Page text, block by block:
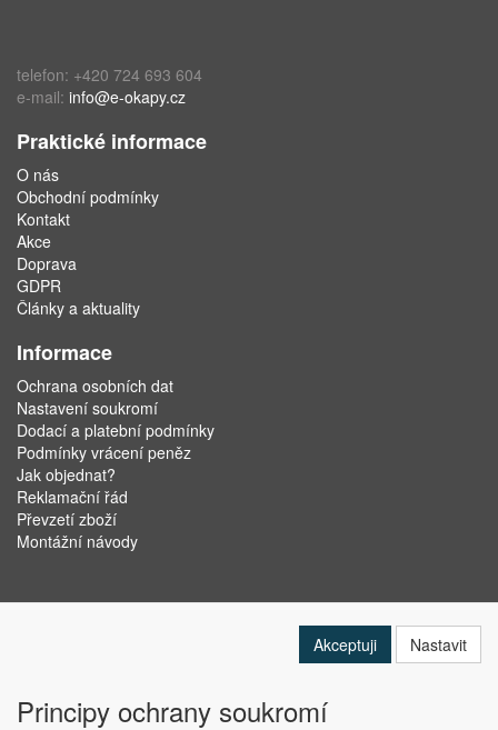
telefon: +420 724 693 604
e-mail: info@e-okapy.cz
Praktické informace
O nás
Obchodní podmínky
Kontakt
Akce
Doprava
GDPR
Články a aktuality
Informace
Ochrana osobních dat
Nastavení soukromí
Dodací a platební podmínky
Podmínky vrácení peněz
Jak objednat?
Reklamační řád
Převzetí zboží
Montážní návody
Akceptuji Nastavit
Principy ochrany soukromí